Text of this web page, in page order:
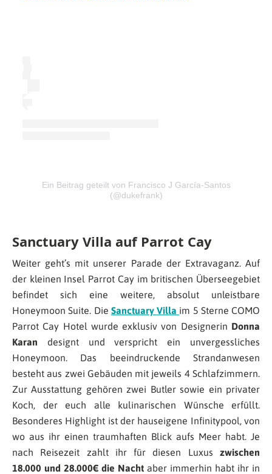
Ein Beitrag geteilt von Francisco J García-Santos
(@dukefrank)
Sanctuary Villa auf Parrot Cay
Weiter geht’s mit unserer Parade der Extravaganz. Auf
der kleinen Insel Parrot Cay im britischen Überseegebiet
befindet sich eine weitere, absolut unleistbare
Honeymoon Suite. Die Sanctuary Villa im 5 Sterne COMO
Parrot Cay Hotel wurde exklusiv von Designerin Donna
Karan designt und verspricht ein unvergessliches
Honeymoon. Das beeindruckende Strandanwesen
besteht aus zwei Gebäuden mit jeweils 4 Schlafzimmern.
Zur Ausstattung gehören zwei Butler sowie ein privater
Koch, der euch alle kulinarischen Wünsche erfüllt.
Besonderes Highlight ist der hauseigene Infinitypool, von
wo aus ihr einen traumhaften Blick aufs Meer habt. Je
nach Reisezeit zahlt ihr für diesen Luxus zwischen
18.000 und 28.000€ die Nacht aber immerhin habt ihr in